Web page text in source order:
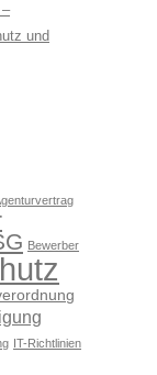
und
Bewerber
IT-Richtlinien